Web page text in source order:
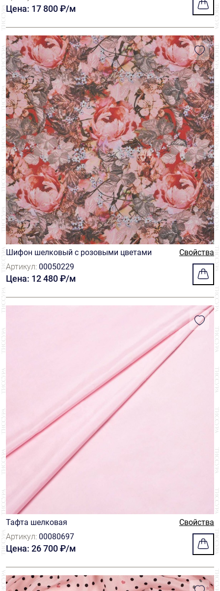
Цена: 17 800 ₽/м
Шифон шелковый с розовыми цветами
Свойства
Артикул: 00050229
Цена: 12 480 ₽/м
Тафта шелковая
Свойства
Артикул: 00080697
Цена: 26 700 ₽/м